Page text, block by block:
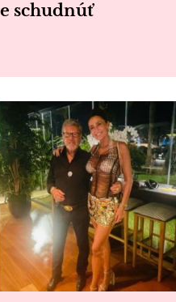
schudnúť